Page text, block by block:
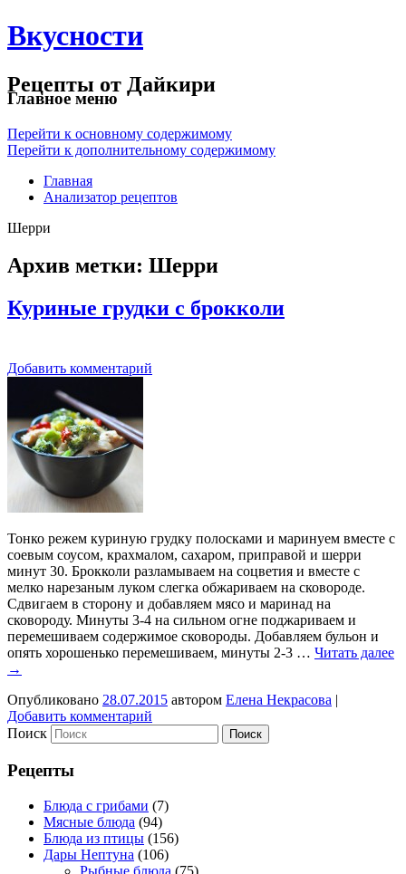
Вкусности
Рецепты от Дайкири
Главное меню
Перейти к основному содержимому
Перейти к дополнительному содержимому
Главная
Анализатор рецептов
Шерри
Архив метки: Шерри
Куриные грудки с брокколи
Добавить комментарий
Тонко режем куриную грудку полосками и маринуем вместе с
соевым соусом, крахмалом, сахаром, приправой и шерри
минут 30. Брокколи разламываем на соцветия и вместе с
мелко нарезаным луком слегка обжариваем на сковороде.
Сдвигаем в сторону и добавляем мясо и маринад на
сковороду. Минуты 3-4 на сильном огне поджариваем и
перемешиваем содержимое сковороды. Добавляем бульон и
опять хорошенько перемешиваем, минуты 2-3 … Читать далее
→
Опубликовано 28.07.2015 автором Елена Некрасова |
Добавить комментарий
Поиск
Рецепты
Блюда с грибами (7)
Мясные блюда (94)
Блюда из птицы (156)
Дары Нептуна (106)
Рыбные блюда (75)